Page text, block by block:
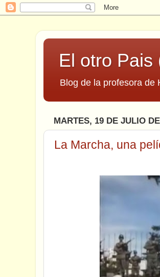
El otro Pais
Blog de la profesora de
MARTES, 19 DE JULIO
La Marcha, una